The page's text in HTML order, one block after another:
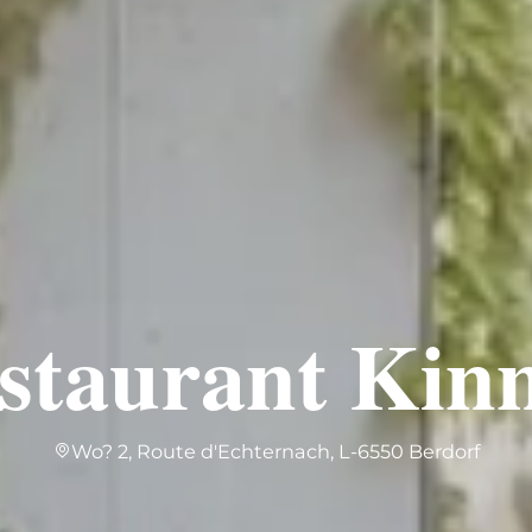
Wo? 2, Route d'Echternach, L-6550 Berdorf